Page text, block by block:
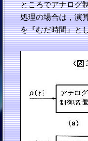
ところでアナログ
処理の場合は，演
を『むだ時間』と